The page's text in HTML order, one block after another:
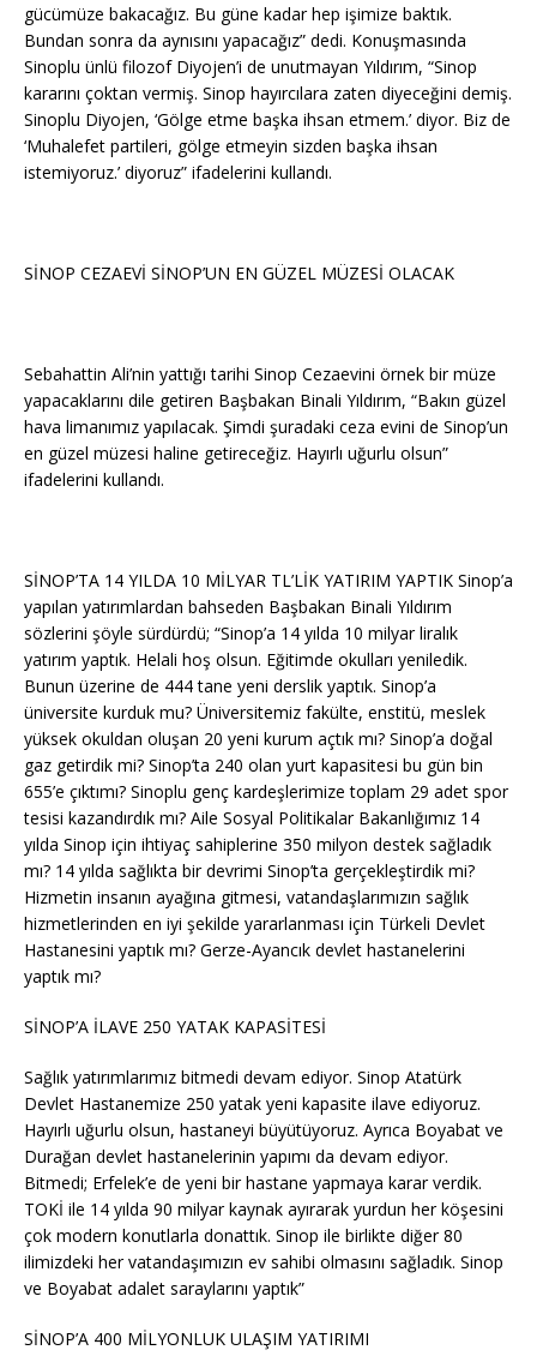
gücümüze bakacağız. Bu güne kadar hep işimize baktık.
Bundan sonra da aynısını yapacağız” dedi. Konuşmasında
Sinoplu ünlü filozof Diyojen’i de unutmayan Yıldırım, “Sinop
kararını çoktan vermiş. Sinop hayırcılara zaten diyeceğini demiş.
Sinoplu Diyojen, ‘Gölge etme başka ihsan etmem.’ diyor. Biz de
‘Muhalefet partileri, gölge etmeyin sizden başka ihsan
istemiyoruz.’ diyoruz” ifadelerini kullandı.
SİNOP CEZAEVİ SİNOP’UN EN GÜZEL MÜZESİ OLACAK
Sebahattin Ali’nin yattığı tarihi Sinop Cezaevini örnek bir müze
yapacaklarını dile getiren Başbakan Binali Yıldırım, “Bakın güzel
hava limanımız yapılacak. Şimdi şuradaki ceza evini de Sinop’un
en güzel müzesi haline getireceğiz. Hayırlı uğurlu olsun”
ifadelerini kullandı.
SİNOP’TA 14 YILDA 10 MİLYAR TL’LİK YATIRIM YAPTIK Sinop’a
yapılan yatırımlardan bahseden Başbakan Binali Yıldırım
sözlerini şöyle sürdürdü; “Sinop’a 14 yılda 10 milyar liralık
yatırım yaptık. Helali hoş olsun. Eğitimde okulları yeniledik.
Bunun üzerine de 444 tane yeni derslik yaptık. Sinop’a
üniversite kurduk mu? Üniversitemiz fakülte, enstitü, meslek
yüksek okuldan oluşan 20 yeni kurum açtık mı? Sinop’a doğal
gaz getirdik mi? Sinop’ta 240 olan yurt kapasitesi bu gün bin
655’e çıktımı? Sinoplu genç kardeşlerimize toplam 29 adet spor
tesisi kazandırdık mı? Aile Sosyal Politikalar Bakanlığımız 14
yılda Sinop için ihtiyaç sahiplerine 350 milyon destek sağladık
mı? 14 yılda sağlıkta bir devrimi Sinop’ta gerçekleştirdik mi?
Hizmetin insanın ayağına gitmesi, vatandaşlarımızın sağlık
hizmetlerinden en iyi şekilde yararlanması için Türkeli Devlet
Hastanesini yaptık mı? Gerze-Ayancık devlet hastanelerini
yaptık mı?
SİNOP’A İLAVE 250 YATAK KAPASİTESİ
Sağlık yatırımlarımız bitmedi devam ediyor. Sinop Atatürk
Devlet Hastanemize 250 yatak yeni kapasite ilave ediyoruz.
Hayırlı uğurlu olsun, hastaneyi büyütüyoruz. Ayrıca Boyabat ve
Durağan devlet hastanelerinin yapımı da devam ediyor.
Bitmedi; Erfelek’e de yeni bir hastane yapmaya karar verdik.
TOKİ ile 14 yılda 90 milyar kaynak ayırarak yurdun her köşesini
çok modern konutlarla donattık. Sinop ile birlikte diğer 80
ilimizdeki her vatandaşımızın ev sahibi olmasını sağladık. Sinop
ve Boyabat adalet saraylarını yaptık”
SİNOP’A 400 MİLYONLUK ULAŞIM YATIRIMI